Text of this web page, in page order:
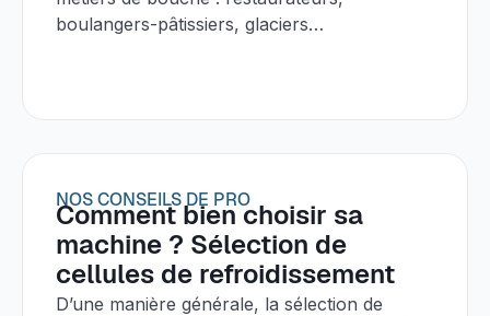
boulangers-pâtissiers, glaciers…
NOS CONSEILS DE PRO
Comment bien choisir sa
machine ? Sélection de
cellules de refroidissement
D’une manière générale, la sélection de